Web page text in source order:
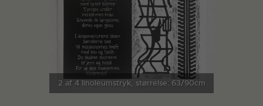
2 af 4 linoleumstryk, størrelse: 63/90cm